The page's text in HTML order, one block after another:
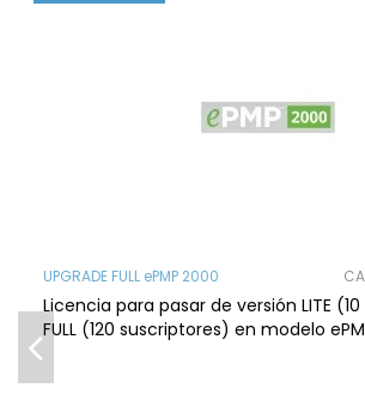
UPGRADE FULL ePMP 2000
Licencia para pasar de versión LITE
FULL (120 suscriptores) en modelo